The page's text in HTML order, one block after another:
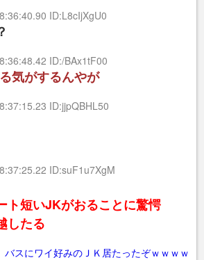
ID:L8cIjXgU0
ID:/BAx1tF00
気がするんやが
ID:jjpQBHL50
ID:suF1u7XgM
ト短いJKがおることに驚愕
したる
バスにワイ好みのＪＫ居たったぞｗｗｗｗ